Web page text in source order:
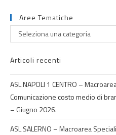
Aree Tematiche
Seleziona una categoria
Articoli recenti
ASL NAPOLI 1 CENTRO –
Comunicazione costo medio di
– Giugno 2026.
ASL SALERNO – Macroarea